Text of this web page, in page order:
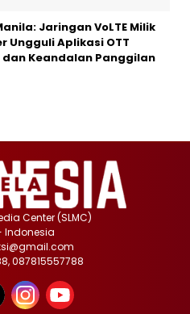
Jaringan VoLTE Milik
Ungguli Aplikasi OTT
Keandalan Panggilan
Center (SLMC)
Indonesia
087815557788